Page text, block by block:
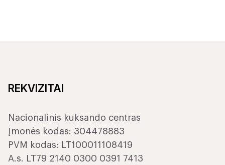
REKVIZITAI
Nacionalinis kuksando centras
Įmonės kodas: 304478883
PVM kodas: LT100011108419
A.s. LT79 2140 0300 0391 7413